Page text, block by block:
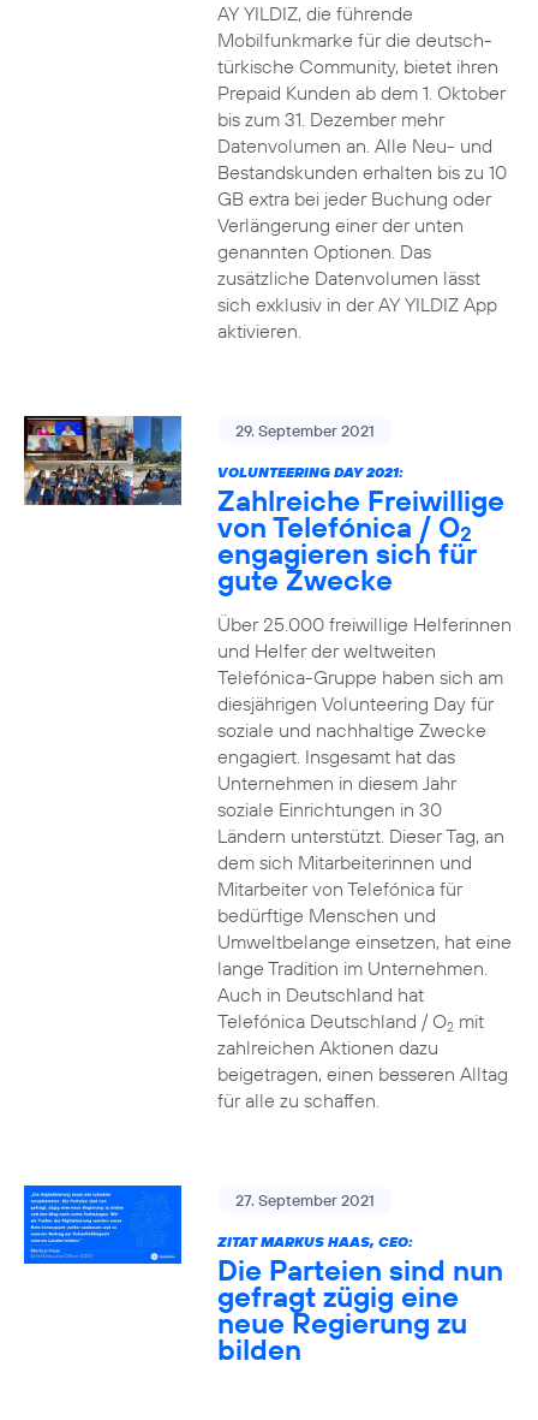
AY YILDIZ, die führende
Mobilfunkmarke für die deutsch-
türkische Community, bietet ihren
Prepaid Kunden ab dem 1. Oktober
bis zum 31. Dezember mehr
Datenvolumen an. Alle Neu- und
Bestandskunden erhalten bis zu 10
GB extra bei jeder Buchung oder
Verlängerung einer der unten
genannten Optionen. Das
zusätzliche Datenvolumen lässt
sich exklusiv in der AY YILDIZ App
aktivieren.
29. September 2021
VOLUNTEERING DAY 2021:
Zahlreiche Freiwillige
von Telefónica / O2
engagieren sich für
gute Zwecke
Über 25.000 freiwillige Helferinnen
und Helfer der weltweiten
Telefónica-Gruppe haben sich am
diesjährigen Volunteering Day für
soziale und nachhaltige Zwecke
engagiert. Insgesamt hat das
Unternehmen in diesem Jahr
soziale Einrichtungen in 30
Ländern unterstützt. Dieser Tag, an
dem sich Mitarbeiterinnen und
Mitarbeiter von Telefónica für
bedürftige Menschen und
Umweltbelange einsetzen, hat eine
lange Tradition im Unternehmen.
Auch in Deutschland hat
Telefónica Deutschland / O2mit
zahlreichen Aktionen dazu
beigetragen, einen besseren Alltag
für alle zu schaffen.
27. September 2021
ZITAT MARKUS HAAS, CEO:
Die Parteien sind nun
gefragt zügig eine
neue Regierung zu
bilden